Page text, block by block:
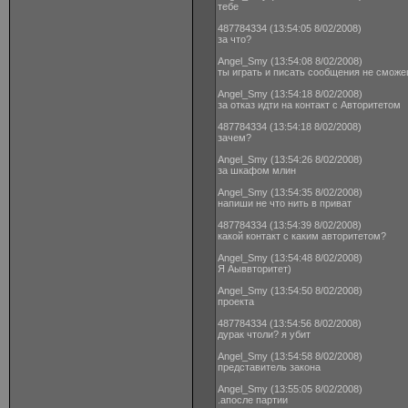
тебе
487784334 (13:54:05 8/02/2008)
за что?
Angel_Smy (13:54:08 8/02/2008)
ты играть и писать сообщения не
Angel_Smy (13:54:18 8/02/2008)
за отказ идти на контакт с Авторитетом
487784334 (13:54:18 8/02/2008)
зачем?
Angel_Smy (13:54:26 8/02/2008)
за шкафом млин
Angel_Smy (13:54:35 8/02/2008)
напиши не что нить в приват
487784334 (13:54:39 8/02/2008)
какой контакт с каким авторитетом?
Angel_Smy (13:54:48 8/02/2008)
Я Аыввторитет)
Angel_Smy (13:54:50 8/02/2008)
проекта
487784334 (13:54:56 8/02/2008)
дурак чтоли? я убит
Angel_Smy (13:54:58 8/02/2008)
представитель закона
Angel_Smy (13:55:05 8/02/2008)
.апосле партии